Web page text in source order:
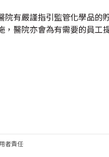
有嚴謹指引監管化學品的
醫院亦會為有需要的員工
者責任